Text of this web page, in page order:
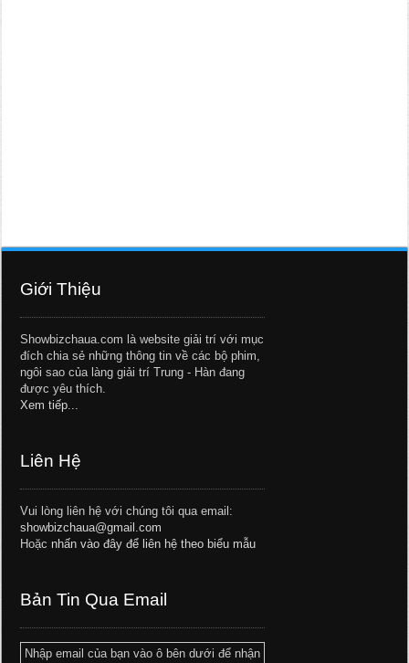
Giới Thiệu
Showbizchaua.com là website giải trí với mục
đích chia sẻ những thông tin về các bộ phim,
ngôi sao của làng giải trí Trung - Hàn đang
được yêu thích.
Xem tiếp...
Liên Hệ
Vui lòng liên hệ với chúng tôi qua email:
showbizchaua@gmail.com
Hoặc nhấn vào đây để liên hệ theo biểu mẫu
Bản Tin Qua Email
Nhập email của bạn vào ô bên dưới để nhận